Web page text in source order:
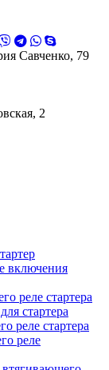
Савченко, 79
2
включения
реле стартера
стартера
реле стартера
реле